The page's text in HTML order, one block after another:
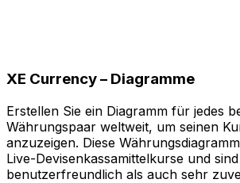
XE Currency – Diagramme
Erstellen Sie ein Diagramm für jedes
Währungspaar weltweit, um seinen
anzuzeigen. Diese
Live-Devisenkassamittelkurse und
benutzerfreundlich als auch sehr